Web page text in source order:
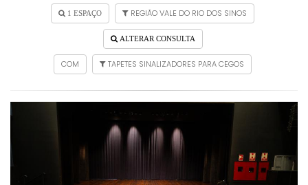
1 ESPAÇO REGIÃO VALE DO RIO DOS SINOS
ALTERAR CONSULTA
COM TAPETES SINALIZADORES PARA CEGOS